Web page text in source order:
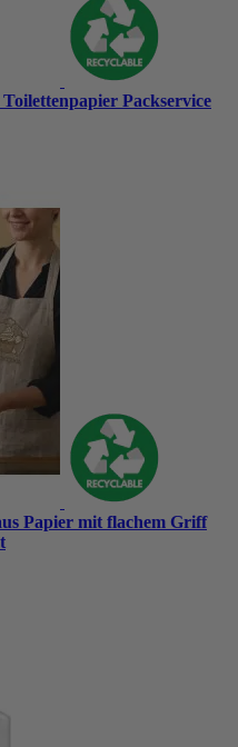
Packservice
Papier mit flachem Griff